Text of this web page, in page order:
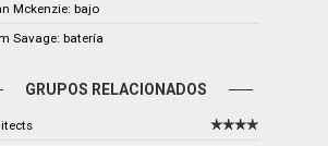
Mckenzie: bajo
Savage: batería
GRUPOS RELACIONADOS